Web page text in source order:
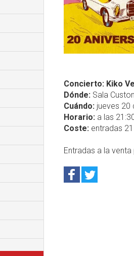
Concierto: Kiko
Dónde: Sala
Cuándo: jueves 20
Horario: a las
Coste: entradas
Entradas a la